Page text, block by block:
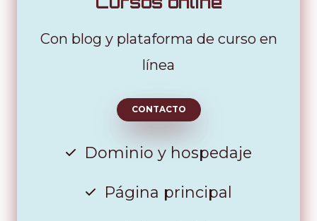
Con blog y plataforma de curso en
línea
CONTACTO
Dominio y hospedaje
Página principal